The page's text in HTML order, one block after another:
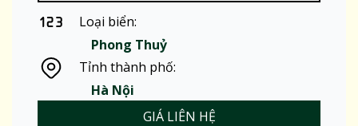
Loại biển:
Phong Thuỷ
Tỉnh thành phố:
Hà Nội
GIÁ LIÊN HỆ